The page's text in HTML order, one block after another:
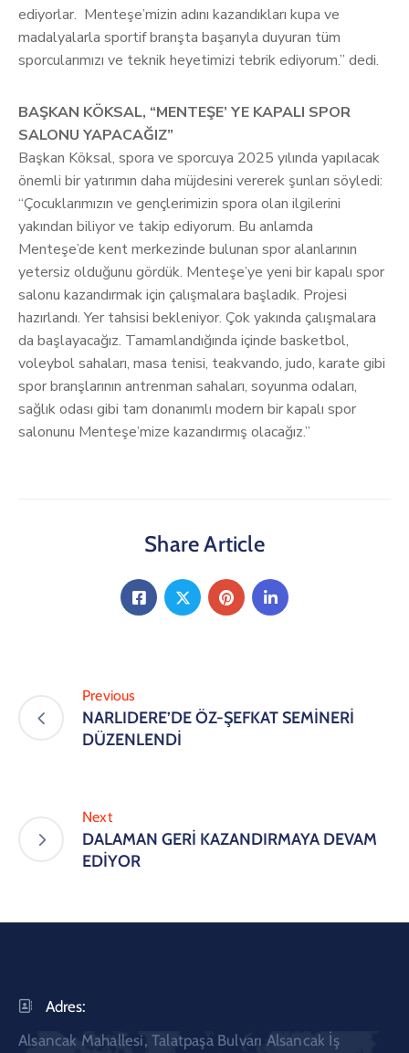
ediyorlar. Menteşe’mizin adını kazandıkları kupa ve
madalyalarla sportif branşta başarıyla duyuran tüm
sporcularımızı ve teknik heyetimizi tebrik ediyorum.” dedi.
BAŞKAN KÖKSAL, “MENTEŞE’ YE KAPALI SPOR
SALONU YAPACAĞIZ”
Başkan Köksal, spora ve sporcuya 2025 yılında yapılacak
önemli bir yatırımın daha müjdesini vererek şunları söyledi:
“Çocuklarımızın ve gençlerimizin spora olan ilgilerini
yakından biliyor ve takip ediyorum. Bu anlamda
Menteşe’de kent merkezinde bulunan spor alanlarının
yetersiz olduğunu gördük. Menteşe’ye yeni bir kapalı spor
salonu kazandırmak için çalışmalara başladık. Projesi
hazırlandı. Yer tahsisi bekleniyor. Çok yakında çalışmalara
da başlayacağız. Tamamlandığında içinde basketbol,
voleybol sahaları, masa tenisi, teakvando, judo, karate gibi
spor branşlarının antrenman sahaları, soyunma odaları,
sağlık odası gibi tam donanımlı modern bir kapalı spor
salonunu Menteşe’mize kazandırmış olacağız.”
Share Article
Previous
NARLIDERE’DE ÖZ-ŞEFKAT SEMİNERİ
DÜZENLENDİ
Next
DALAMAN GERİ KAZANDIRMAYA DEVAM
EDİYOR
Adres:
Alsancak Mahallesi, Talatpaşa Bulvarı Alsancak İş